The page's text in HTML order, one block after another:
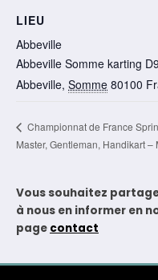
LIEU
Abbeville
Abbeville Somme karting
Abbeville, Somme 80100
Championnat de France
Master, Gentleman, Handikart –
Vous souhaitez
à nous en informer en
page contact